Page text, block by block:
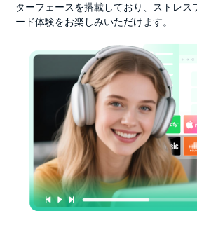
ターフェースを搭載しており、ストレス
ード体験をお楽しみいただけます。